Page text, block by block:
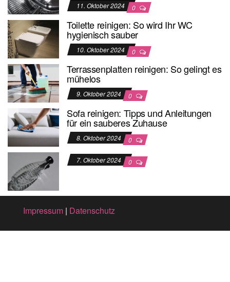
11. Oktober 2024 0
Toilette reinigen: So wird Ihr WC
hygienisch sauber
10. Oktober 2024 0
Terrassenplatten reinigen: So gelingt es
mühelos
9. Oktober 2024 0
Sofa reinigen: Tipps und Anleitungen
für ein sauberes Zuhause
8. Oktober 2024 0
7. Oktober 2024 0
Impressum | Datenschutz